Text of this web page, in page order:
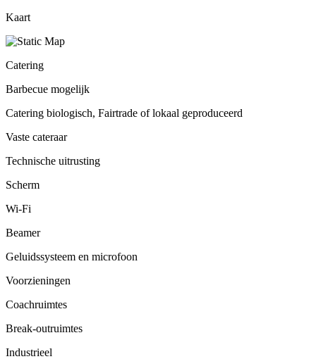
Kaart
Catering
Barbecue mogelijk
Catering biologisch, Fairtrade of lokaal geproduceerd
Vaste cateraar
Technische uitrusting
Scherm
Wi-Fi
Beamer
Geluidssysteem en microfoon
Voorzieningen
Coachruimtes
Break-outruimtes
Industrieel